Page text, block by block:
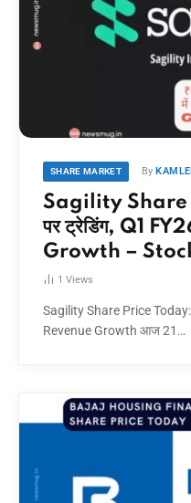
SHARE MARKET By
Sagility Share
पर ट्रेडिंग, Q1
Growth –
1 Views
Sagility Share Price
Revenue Growth आज 21…